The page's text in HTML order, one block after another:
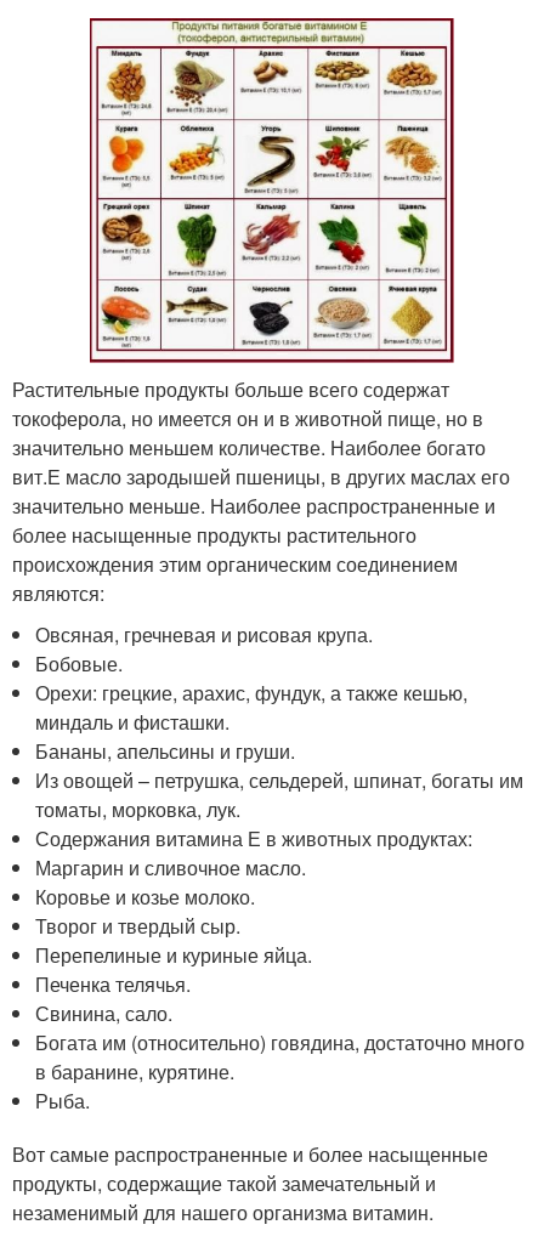
Растительные продукты больше всего содержат
токоферола, но имеется он и в животной пище, но в
значительно меньшем количестве. Наиболее богато
вит.Е масло зародышей пшеницы, в других маслах его
значительно меньше. Наиболее распространенные и
более насыщенные продукты растительного
происхождения этим органическим соединением
являются:
Овсяная, гречневая и рисовая крупа.
Бобовые.
Орехи: грецкие, арахис, фундук, а также кешью,
миндаль и фисташки.
Бананы, апельсины и груши.
Из овощей – петрушка, сельдерей, шпинат, богаты им
томаты, морковка, лук.
Содержания витамина Е в животных продуктах:
Маргарин и сливочное масло.
Коровье и козье молоко.
Творог и твердый сыр.
Перепелиные и куриные яйца.
Печенка телячья.
Свинина, сало.
Богата им (относительно) говядина, достаточно много
в баранине, курятине.
Рыба.
Вот самые распространенные и более насыщенные
продукты, содержащие такой замечательный и
незаменимый для нашего организма витамин.